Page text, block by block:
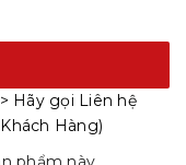
Hãy gọi Liên hệ
Hàng)